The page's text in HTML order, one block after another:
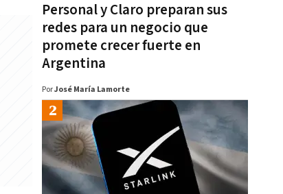
Personal y Claro preparan sus
redes para un negocio que
promete crecer fuerte en
Argentina
PorJosé María Lamorte